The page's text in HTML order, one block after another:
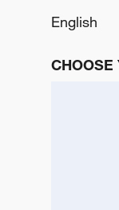
English
CHOOSE